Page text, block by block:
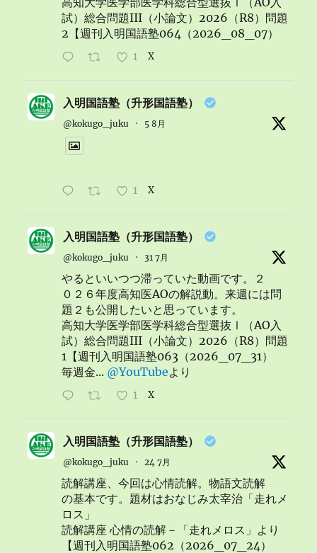
試）総合問題III（小論文）2026（R8）問題
2【週刊入明国語塾064（2026_08_07）
1 X
入明国語塾（升形国語塾）
@kokugo_juku · 5 8月
1 X
入明国語塾（升形国語塾）
@kokugo_juku · 31 7月
やるといいつつ滞っていた動画です。２
０２６年度高知医AOの解説動。来週には問
題２も公開したいと思っています。
高知大学医学部医学科総合型選抜Ⅰ（AO入
試）総合問題III（小論文）2026（R8）問題
1【週刊入明国語塾063（2026_07_31）
毎週金... @YouTubeより
1 X
入明国語塾（升形国語塾）
@kokugo_juku · 24 7月
読解講座、今回は心情読解。物語文読解
の基本です。題材はおなじみ太宰治「走れメ
ロス」
読解講座 心情の読解－「走れメロス」より
【週刊入明国語塾062（2026_07_24）